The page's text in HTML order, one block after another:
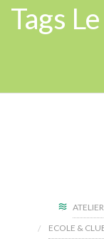
Tags
ECOLE &